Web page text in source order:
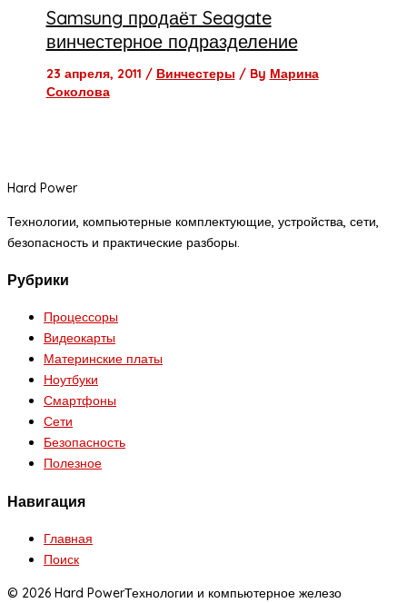
Samsung продаёт Seagate
винчестерное подразделение
23 апреля, 2011 / Винчестеры / By Марина
Соколова
Hard Power
Технологии, компьютерные комплектующие, устройства, сети,
безопасность и практические разборы.
Рубрики
Процессоры
Видеокарты
Материнские платы
Ноутбуки
Смартфоны
Сети
Безопасность
Полезное
Навигация
Главная
Поиск
© 2026 Hard PowerТехнологии и компьютерное железо